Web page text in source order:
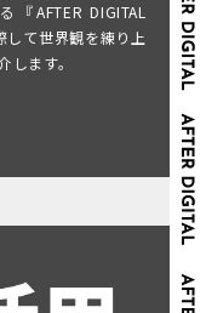
AFTER DIGITAL
して世界観を練り上
ます。